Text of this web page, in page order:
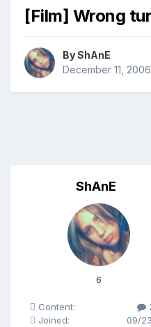
[Film] Wrong
ByShAnE
December 11, 2006
ShAnE
6
Content:
Joined:
09/